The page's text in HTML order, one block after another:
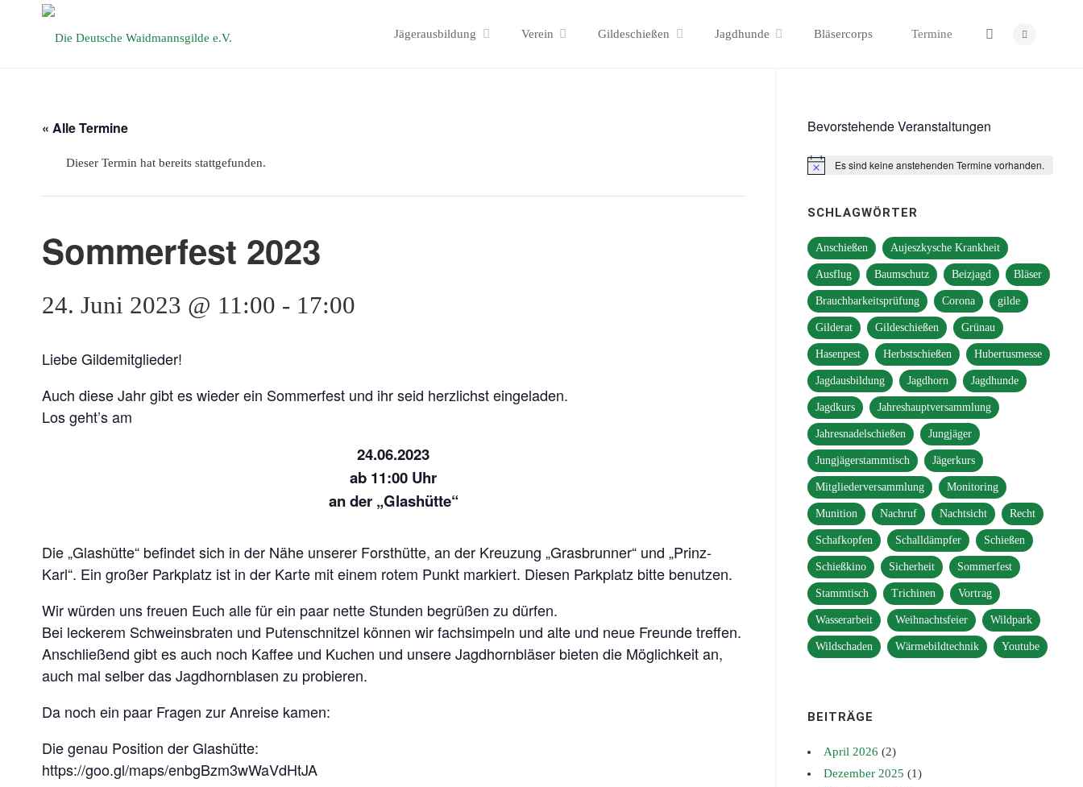
Jägerausbildung Verein Gildeschießen Jagdhunde Bläsercorps Termine
« Alle Termine
Dieser Termin hat bereits stattgefunden.
Sommerfest 2023
24. Juni 2023 @ 11:00 - 17:00
Liebe Gildemitglieder!
Auch diese Jahr gibt es wieder ein Sommerfest und ihr seid herzlichst eingeladen.
Los geht’s am
24.06.2023
ab 11:00 Uhr
an der „Glashütte“
Die „Glashütte“ befindet sich in der Nähe unserer Forsthütte, an der Kreuzung „Grasbrunner“ und „Prinz-
Karl“. Ein großer Parkplatz ist in der Karte mit einem rotem Punkt markiert. Diesen Parkplatz bitte benutzen.
Wir würden uns freuen Euch alle für ein paar nette Stunden begrüßen zu dürfen.
Bei leckerem Schweinsbraten und Putenschnitzel können wir fachsimpeln und alte und neue Freunde treffen.
Anschließend gibt es auch noch Kaffee und Kuchen und unsere Jagdhornbläser bieten die Möglichkeit an,
auch mal selber das Jagdhornblasen zu probieren.
Da noch ein paar Fragen zur Anreise kamen:
Die genau Position der Glashütte:
https://goo.gl/maps/enbgBzm3wWaVdHtJA
Bevorstehende Veranstaltungen
HinweisEs sind keine anstehenden Termine vorhanden.
SCHLAGWÖRTER
Anschießen Aujeszkysche Krankheit
Ausflug Baumschutz Beizjagd Bläser
Brauchbarkeitsprüfung Corona gilde
Gilderat Gildeschießen Grünau
Hasenpest Herbstschießen Hubertusmesse
Jagdausbildung Jagdhorn Jagdhunde
Jagdkurs Jahreshauptversammlung
Jahresnadelschießen Jungjäger
Jungjägerstammtisch Jägerkurs
Mitgliederversammlung Monitoring
Munition Nachruf Nachtsicht Recht
Schafkopfen Schalldämpfer Schießen
Schießkino Sicherheit Sommerfest
Stammtisch Trichinen Vortrag
Wasserarbeit Weihnachtsfeier Wildpark
Wildschaden Wärmebildtechnik Youtube
BEITRÄGE
April 2026 (2)
Dezember 2025 (1)